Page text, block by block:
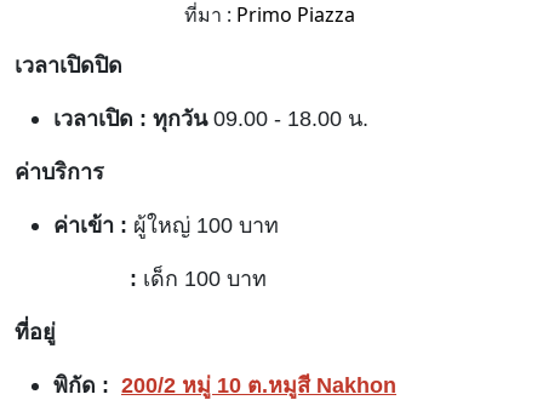
ที่มา : Primo Piazza
เวลาเปิดปิด
เวลาเปิด : ทุกวัน09.00 - 18.00 น.
ค่าบริการ
ค่าเข้า : ผู้ใหญ่ 100 บาท
: เด็ก 100 บาท
ที่อยู่
พิกัด : 200/2 หมู่ 10 ต.หมูสี Nakhon